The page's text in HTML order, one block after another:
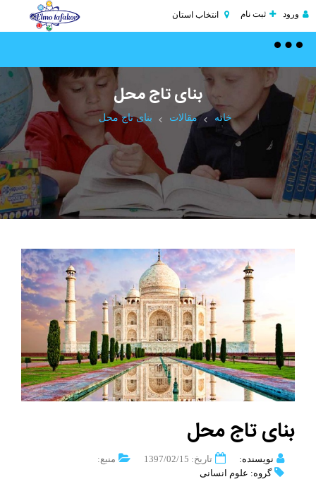
ورود ثبت نام انتخاب استان
Toggle
بنای تاج محل
خانه مقالات بنای تاج محل
بنای تاج محل
نویسنده: تاریخ: 1397/02/15
منبع:
گروه: علوم انسانی